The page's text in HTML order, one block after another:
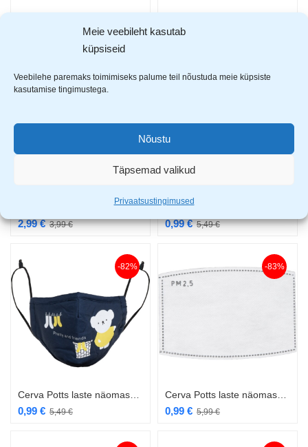
Meie veebileht kasutab
küpsiseid
Veebilehe paremaks toimimiseks palume teil nõustuda meie küpsiste
kasutamise tingimustega.
Nõustu
Täpsemad valikud
Privaatsustingimused
2,99
-25%
Cerva Neurum näomask sinine
3,99€
2,99€
-82%
5,49€
0,99€
-82%
5,49€
0,99 €
-83%
5,99€
0,99 €